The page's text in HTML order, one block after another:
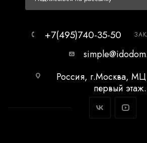
+7(495)740-35-50
Россия, г.Москва,
первый этаж.